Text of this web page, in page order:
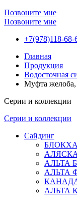
Позвоните мне
Позвоните мне
+7(978)118-68-
Главная
Продукция
Водосточная
Муфта
Серии и коллекции
Серии и коллекции
Сайдинг
АЛЯСКА
АЛЬТА
АЛЬТА
АЛЬТА